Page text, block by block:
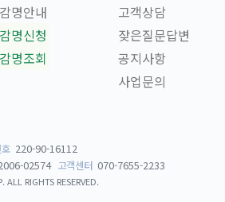
감명안내
감명신청
감명조회
고객상담
잦은질문답변
공지사항
사업문의
220-90-16112
02574 고객센터 070-7655-2233
ALL RIGHTS RESERVED.